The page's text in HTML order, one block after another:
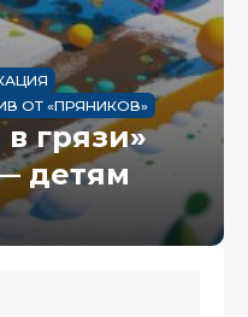
ОТ «ПРЯНИКОВ»
грязи»
детям